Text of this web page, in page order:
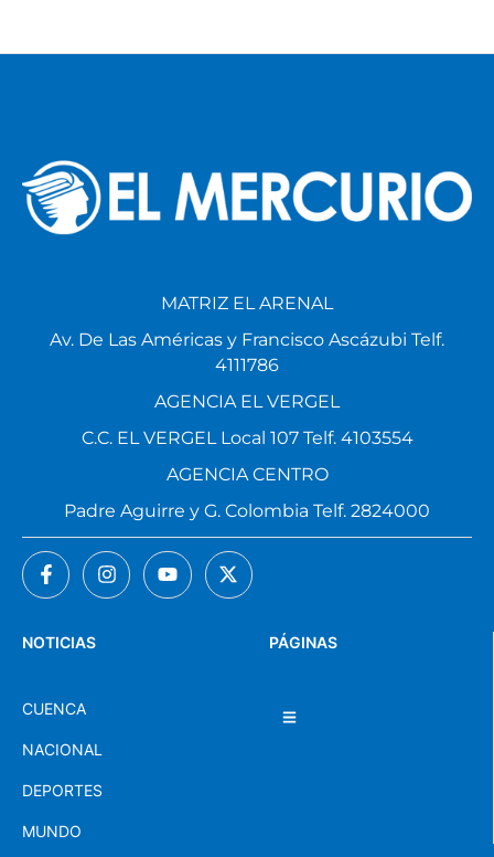
PÁGINAS
NOTICIAS
CUENCA
NACIONAL
DEPORTES
MUNDO
MATRIZ EL ARENAL
Av. De Las Américas y Francisco Ascázubi Telf.
4111786
AGENCIA EL VERGEL
C.C. EL VERGEL Local 107 Telf. 4103554
AGENCIA CENTRO
Padre Aguirre y G. Colombia Telf. 2824000